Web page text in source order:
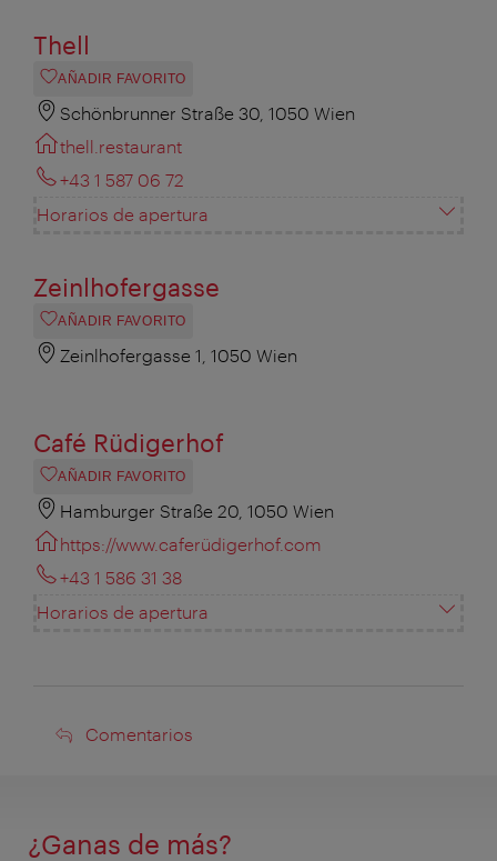
Thell
AÑADIR FAVORITO
Schönbrunner Straße 30, 1050 Wien
thell.restaurant
+43 1 587 06 72
Horarios de apertura
Zeinlhofergasse
AÑADIR FAVORITO
Zeinlhofergasse 1, 1050 Wien
Café Rüdigerhof
AÑADIR FAVORITO
Hamburger Straße 20, 1050 Wien
https://www.caferüdigerhof.com
+43 1 586 31 38
Horarios de apertura
Comentarios
Comentarios
¿Ganas de más?